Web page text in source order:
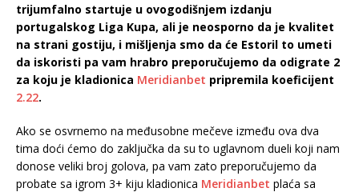
trijumfalno startuje u ovogodišnjem izdanju
portugalskog Liga Kupa, ali je neosporno da je kvalitet
na strani gostiju, i mišljenja smo da će Estoril to umeti
da iskoristi pa vam hrabro preporučujemo da odigrate 2
za koju je kladionica Meridianbet pripremila koeficijent
2.22.
Ako se osvrnemo na međusobne mečeve između ova dva
tima doći ćemo do zaključka da su to uglavnom dueli koji nam
donose veliki broj golova, pa vam zato preporučujemo da
probate sa igrom 3+ kiju kladionica Meridianbet plaća sa